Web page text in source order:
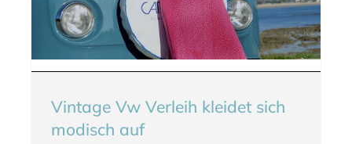
Vintage Vw Verleih kleidet sich
modisch auf